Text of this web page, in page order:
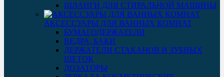
ШЛАНГИ ДЛЯ СТИРАЛЬНОЙ МАШИНЫ
АКСЕССУАРЫ ДЛЯ ВАННЫХ КОМНАТ
БУМАГОДЕРЖАТЕЛИ
ВЕДРА, БАКИ
ДЕРЖАТЕЛИ СТАКАНОВ И ЗУБНЫХ
ЩЕТОК
ДОЗАТОРЫ